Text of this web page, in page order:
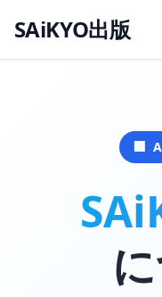
SAiKYO出版
🏢